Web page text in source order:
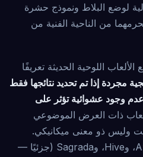
لوضع البلاط ونموذج حشرة
من الناحية الفنية من
اللوحية الحديثة تعريفًا
مجردة إذا تم تحديد نتائجها فقط
وجود عشوائية تؤثر على
ذات العرض الموضوعي
وليس ذو معنى ميكانيكي.
بموجب هذا التعريف، فإن Azul، وHive، وSagrada (جزئيًا —